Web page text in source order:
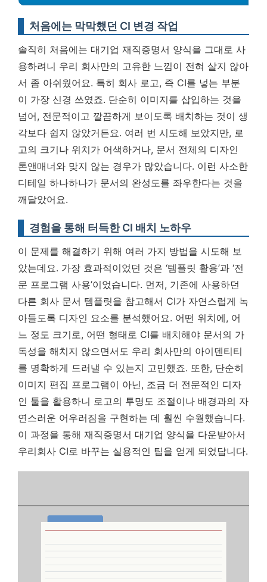
처음에는 막막했던 CI 변경 작업
솔직히 처음에는 대기업 재직증명서 양식을 그대로 사
용하려니 우리 회사만의 고유한 느낌이 전혀 살지 않아
서 좀 아쉬웠어요. 특히 회사 로고, 즉 CI를 넣는 부분
이 가장 신경 쓰였죠. 단순히 이미지를 삽입하는 것을
넘어, 전문적이고 깔끔하게 보이도록 배치하는 것이 생
각보다 쉽지 않았거든요. 여러 번 시도해 보았지만, 로
고의 크기나 위치가 어색하거나, 문서 전체의 디자인
톤앤매너와 맞지 않는 경우가 많았습니다. 이런 사소한
디테일 하나하나가 문서의 완성도를 좌우한다는 것을
깨달았어요.
경험을 통해 터득한 CI 배치 노하우
이 문제를 해결하기 위해 여러 가지 방법을 시도해 보
았는데요. 가장 효과적이었던 것은 ‘템플릿 활용’과 ‘전
문 프로그램 사용’이었습니다. 먼저, 기존에 사용하던
다른 회사 문서 템플릿을 참고해서 CI가 자연스럽게 녹
아들도록 디자인 요소를 분석했어요. 어떤 위치에, 어
느 정도 크기로, 어떤 형태로 CI를 배치해야 문서의 가
독성을 해치지 않으면서도 우리 회사만의 아이덴티티
를 명확하게 드러낼 수 있는지 고민했죠. 또한, 단순히
이미지 편집 프로그램이 아닌, 조금 더 전문적인 디자
인 툴을 활용하니 로고의 투명도 조절이나 배경과의 자
연스러운 어우러짐을 구현하는 데 훨씬 수월했습니다.
이 과정을 통해 재직증명서 대기업 양식을 다운받아서
우리회사 CI로 바꾸는 실용적인 팁을 얻게 되었답니다.